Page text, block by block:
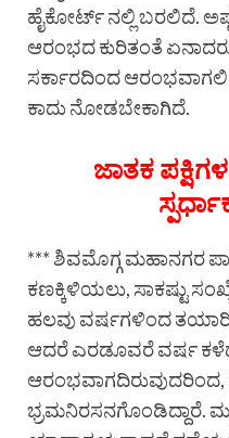
ಹೈಕೋರ್ಟ್ ನಲ್ಲಿ ಬರಲಿದೆ.
ಆರಂಭದ ಕುರಿತಂತೆ
ಸರ್ಕಾರದಿಂದ
ಕಾದು ನೋಡಬೇಕಾಗಿದೆ.
ಜಾತಕ
*** ಶಿವಮೊಗ್ಗ ಮಹಾನಗರ
ಕಣಕ್ಕಿಳಿಯಲು, ಸಾಕಷ್ಟು
ಹಲವು ವರ್ಷಗಳಿಂದ ತಯಾರಿ
ಆದರೆ ಎರಡೂವರೆ ವರ್ಷ
ಆರಂಭವಾಗದಿರುವುದರಿಂದ,
ಭ್ರಮನಿರಸನಗೊಂಡಿದ್ದಾರೆ.